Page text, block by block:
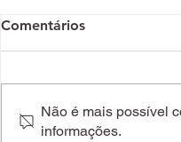
Comentários
Não é mais possível
informações.